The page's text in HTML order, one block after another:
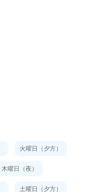
火曜日（夕方）
木曜日（夜）
土曜日（夕方）